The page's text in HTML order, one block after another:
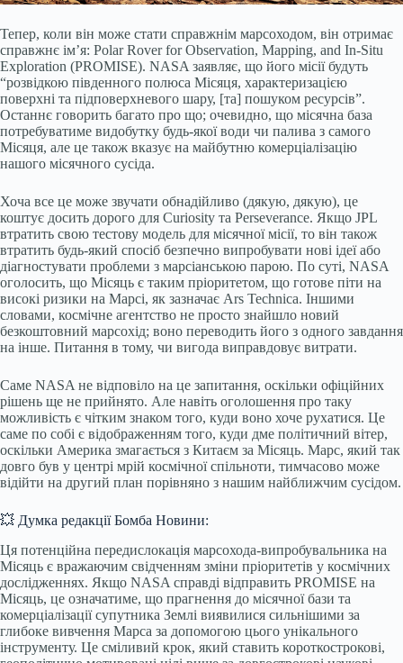
Тепер, коли він може стати справжнім марсоходом, він отримає
справжнє ім’я: Polar Rover for Observation, Mapping, and In-Situ
Exploration (PROMISE). NASA заявляє, що його місії будуть
“розвідкою південного полюса Місяця, характеризацією
поверхні та підповерхневого шару, [та] пошуком ресурсів”.
Останнє говорить багато про що; очевидно, що місячна база
потребуватиме видобутку будь-якої води чи палива з самого
Місяця, але це також вказує на майбутню комерціалізацію
нашого місячного сусіда.
Хоча все це може звучати обнадійливо (дякую, дякую), це
коштує досить дорого для Curiosity та Perseverance. Якщо JPL
втратить свою тестову модель для місячної місії, то він також
втратить будь-який спосіб безпечно випробувати нові ідеї або
діагностувати проблеми з марсіанською парою. По суті, NASA
оголосить, що Місяць є таким пріоритетом, що готове піти на
високі ризики на Марсі, як зазначає Ars Technica. Іншими
словами, космічне агентство не просто знайшло новий
безкоштовний марсохід; воно переводить його з одного завдання
на інше. Питання в тому, чи вигода виправдовує витрати.
Саме NASA не відповіло на це запитання, оскільки офіційних
рішень ще не прийнято. Але навіть оголошення про таку
можливість є чітким знаком того, куди воно хоче рухатися. Це
саме по собі є відображенням того, куди дме політичний вітер,
оскільки Америка змагається з Китаєм за Місяць. Марс, який так
довго був у центрі мрій космічної спільноти, тимчасово може
відійти на другий план порівняно з нашим найближчим сусідом.
💥 Думка редакції Бомба Новини:
Ця потенційна передислокація марсохода-випробувальника на
Місяць є вражаючим свідченням зміни пріоритетів у космічних
дослідженнях. Якщо NASA справді відправить PROMISE на
Місяць, це означатиме, що прагнення до місячної бази та
комерціалізації супутника Землі виявилися сильнішими за
глибоке вивчення Марса за допомогою цього унікального
інструменту. Це сміливий крок, який ставить короткострокові,